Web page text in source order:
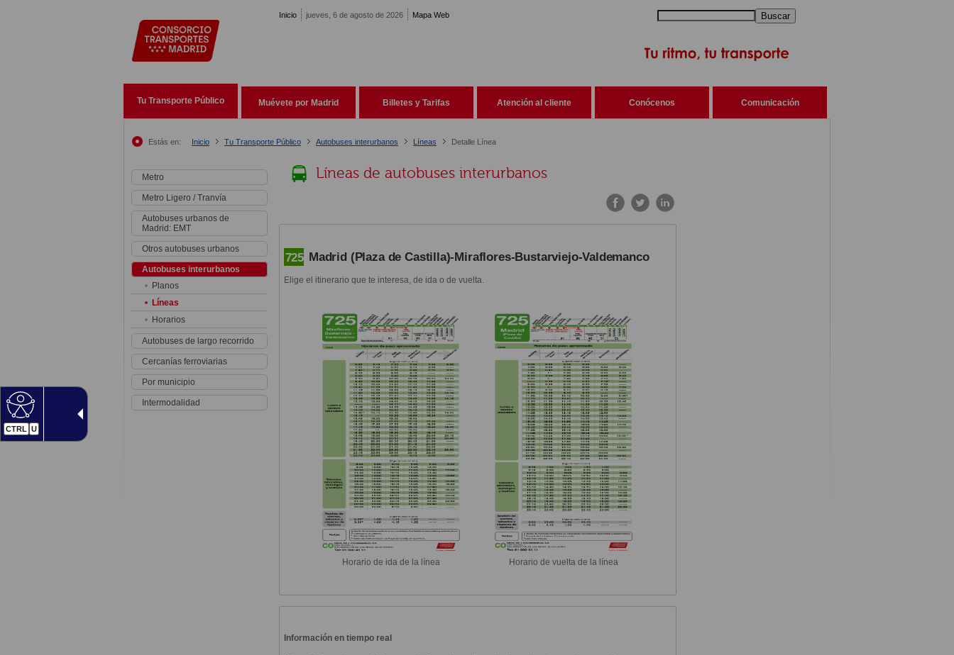
CTRL U
Inicio jueves, 6 de agosto de 2026 Mapa Web Buscar
Tu Transporte Público Muévete por Madrid Billetes y Tarifas Atención al cliente Conócenos Comunicación
Estás en: Inicio Tu Transporte Público Autobuses interurbanos Líneas Detalle Línea
Metro
Metro Ligero / Tranvía
Autobuses urbanos de
Madrid: EMT
Otros autobuses urbanos
Autobuses interurbanos
Planos
Líneas
Horarios
Autobuses de largo recorrido
Cercanías ferroviarias
Por municipio
Intermodalidad
Líneas de autobuses interurbanos
725 Madrid (Plaza de Castilla)-Miraflores-Bustarviejo-Valdemanco
Elige el itinerario que te interesa, de ida o de vuelta.
Horario de ida de la línea Horario de vuelta de la línea
Información en tiempo real